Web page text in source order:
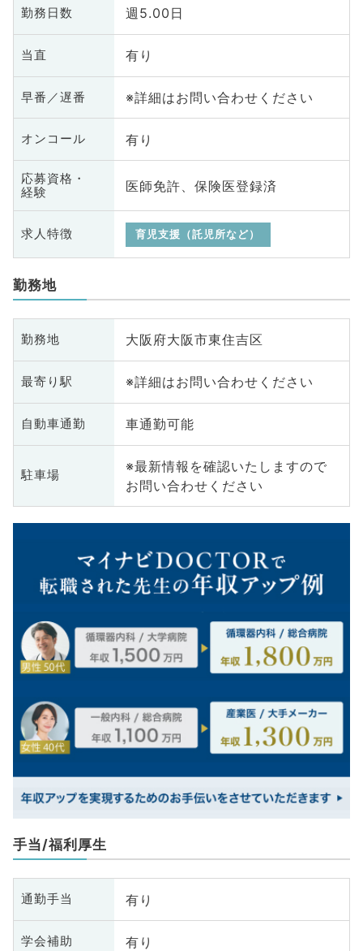
勤務日数 週5.00日
当直 有り
早番／遅番 ※詳細はお問い合わせください
オンコール 有り
応募資格・
経験
医師免許、保険医登録済
求人特徴 育児支援（託児所など）
勤務地
勤務地 大阪府大阪市東住吉区
最寄り駅 ※詳細はお問い合わせください
自動車通勤 車通勤可能
駐車場
※最新情報を確認いたしますので
お問い合わせください
手当/福利厚生
通勤手当 有り
学会補助 有り